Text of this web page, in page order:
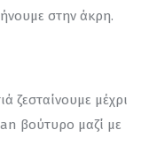
στην άκρη.
ζεσταίνουμε μέχρι
βούτυρο μαζί με